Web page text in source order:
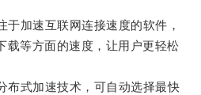
加速互联网连接速度的软件，
载等方面的速度，让用户更轻松
式加速技术，可自动选择最快